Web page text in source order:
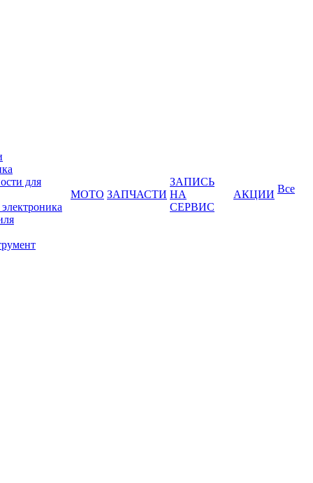
для
МОТО ЗАПЧАСТИ
ЗАПИСЬ
НА
СЕРВИС
АКЦИИ Все